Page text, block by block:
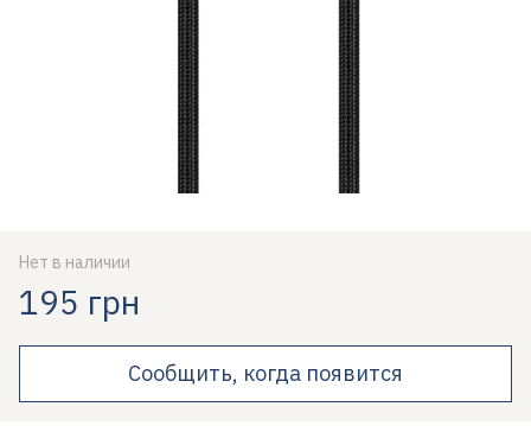
Нет в наличии
195 грн
Сообщить, когда появится